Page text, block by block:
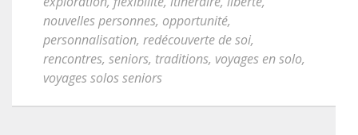
nouvelles personnes, opportunité,
personnalisation, redécouverte de soi,
rencontres, seniors, traditions, voyages en solo,
voyages solos seniors